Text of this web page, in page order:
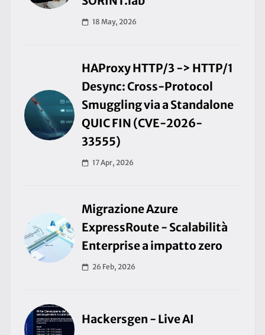
18 May, 2026
HAProxy HTTP/3 -> HTTP/1
Desync: Cross-Protocol
Smuggling via a Standalone
QUIC FIN (CVE-2026-
33555)
17 Apr, 2026
Migrazione Azure
ExpressRoute - Scalabilità
Enterprise a impatto zero
26 Feb, 2026
Hackersgen - Live AI